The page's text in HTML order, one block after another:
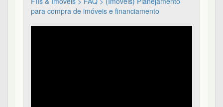
para compra de imóveis e financiamento